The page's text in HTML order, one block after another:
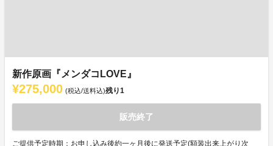
新作原画『メンダコLOVE』
¥275,000 (税込/送料込)残り1
販売終了
ご提供予定時期：お申し込み後約一ヶ月後に発送予定(額装出来上がり次